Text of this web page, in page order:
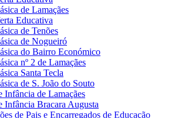
de Lamaçães
Educativa
de Tenões
de Nogueiró
do Bairro Económico
nº 2 de Lamaçães
Santa Tecla
de S. João do Souto
Infância de Lamaçães
Infância Bracara Augusta
de Pais e Encarregados de Educação